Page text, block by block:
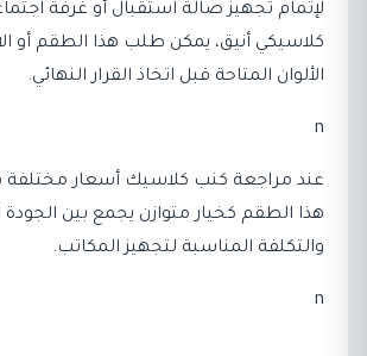
لإتمام تجهيز صالة استقبال أو غرفة
كلاسيكي أنيق، يمكن طلب هذا الطقم أو
الألوان المتاحة قبل اتخاذ القرار النهائي.
n
عند مراجعة كنب كلاسيك أسعار مختلفة
هذا الطقم كخيار متوازن يجمع بين الجودة
والتكلفة المناسبة لتجهيز المكاتب.
n